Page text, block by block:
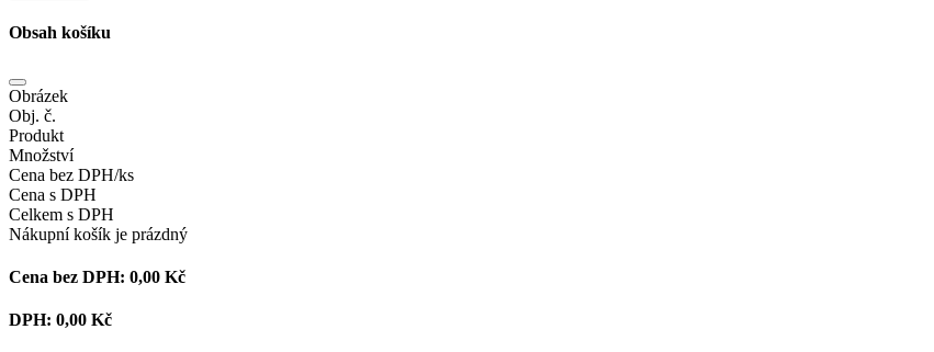
Obsah košíku
Obrázek
Obj. č.
Produkt
Množství
Cena bez DPH/ks
Cena s DPH
Celkem s DPH
Nákupní košík je prázdný
Cena bez DPH: 0,00 Kč
DPH: 0,00 Kč